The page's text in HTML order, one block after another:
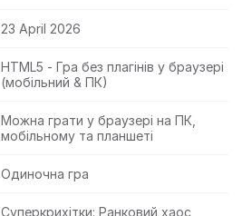
23 April 2026
HTML5 - Гра без плагінів у браузері
(мобільний & ПК)
Можна грати у браузері на ПК,
мобільному та планшеті
Одиночна гра
Суперкрихітки: Ранковий хаос